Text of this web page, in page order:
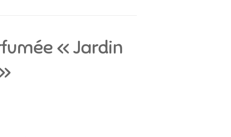
« Jardin